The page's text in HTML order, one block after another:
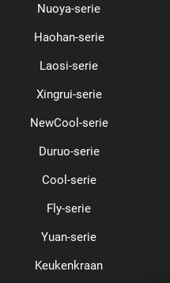
Nuoya-serie
Haohan-serie
Laosi-serie
Xingrui-serie
NewCool-serie
Duruo-serie
Cool-serie
Fly-serie
Yuan-serie
Keukenkraan